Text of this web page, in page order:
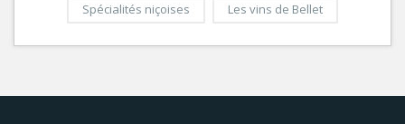
Spécialités niçoises Les vins de Bellet